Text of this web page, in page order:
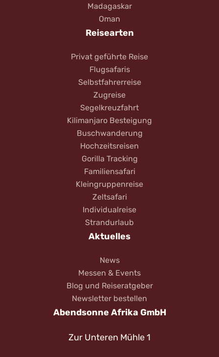
Madagaskar
Oman
Reisearten
Privat geführte Reise
Flugsafaris
Selbstfahrerreise
Zugreise
Segelkreuzfahrt
Kilimanjaro Besteigung
Buschwanderung
Hochzeitsreisen
Gorilla Tracking
Familiensafari
Kleingruppenreise
Zeltsafari
Individualreise
Strandurlaub
Aktuelles
News
Messen & Events
Blog und Reiseratgeber
Newsletter bestellen
Abendsonne Afrika GmbH
Zur Unteren Mühle 1